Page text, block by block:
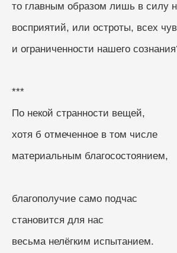
то главным образом лишь в силу
восприятий, или остроты, всех
и ограниченности нашего
***
По некой странности вещей,
хотя б отмеченное в том числе
материальным благосостоянием,
благополучие само подчас
становится для нас
весьма нелёгким испытанием.